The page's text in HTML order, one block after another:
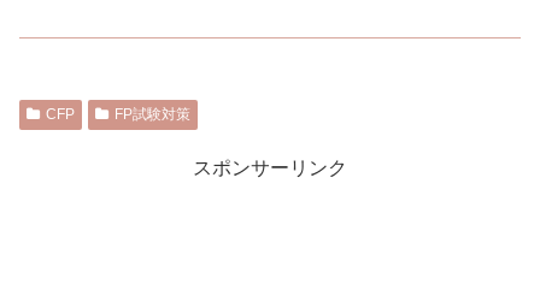
CFP FP試験対策
スポンサーリンク